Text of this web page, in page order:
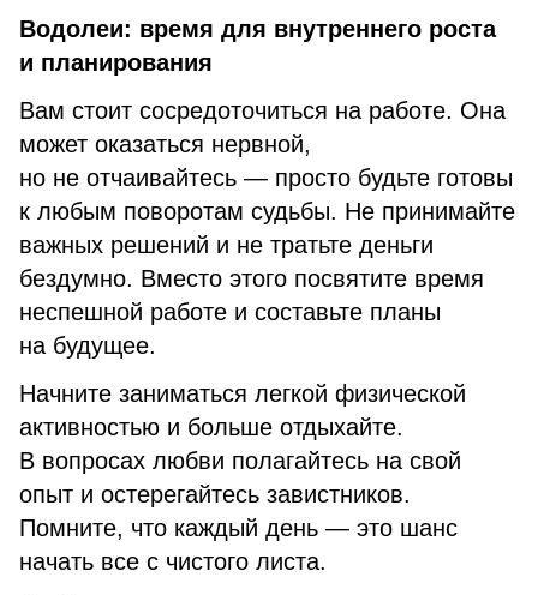
Водолеи: время для внутреннего роста
и планирования
Вам стоит сосредоточиться на работе. Она
может оказаться нервной,
но не отчаивайтесь — просто будьте готовы
к любым поворотам судьбы. Не принимайте
важных решений и не тратьте деньги
бездумно. Вместо этого посвятите время
неспешной работе и составьте планы
на будущее.
Начните заниматься легкой физической
активностью и больше отдыхайте.
В вопросах любви полагайтесь на свой
опыт и остерегайтесь завистников.
Помните, что каждый день — это шанс
начать все с чистого листа.